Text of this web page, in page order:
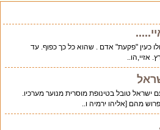
"פקעת" אדם . שהוא כל כך כפוף. עד
טובל בטינופת מוסרית מנוער מערכיו.
מהם [אליהו ירמיה ו..